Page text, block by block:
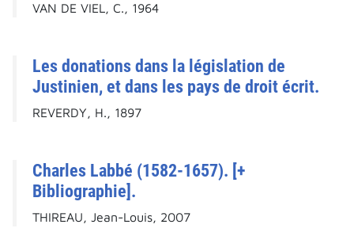
VAN DE VIEL, C., 1964
Les donations dans la législation de
Justinien, et dans les pays de droit écrit.
REVERDY, H., 1897
Charles Labbé (1582-1657). [+
Bibliographie].
THIREAU, Jean-Louis, 2007